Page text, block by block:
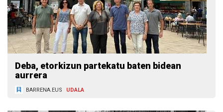
Deba, etorkizun partekatu baten bidean
aurrera
BARRENA.EUS UDALA